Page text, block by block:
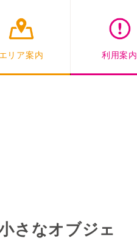
エリア案内 利用案内
さなオブジェ